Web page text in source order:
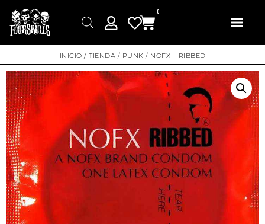
0
INICIO / TIENDA / PUNK / NOFX – RIBBED